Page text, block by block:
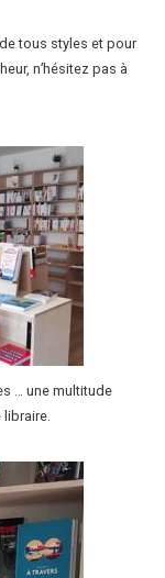
tous styles et pour
n’hésitez pas à
… une multitude